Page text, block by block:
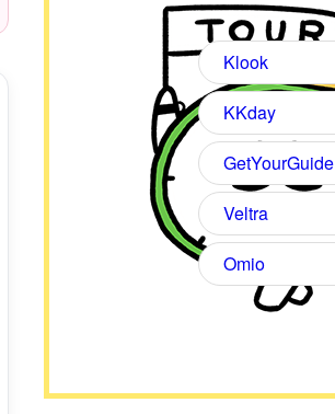
Klook
KKday
GetYourGuide
Veltra
Omio